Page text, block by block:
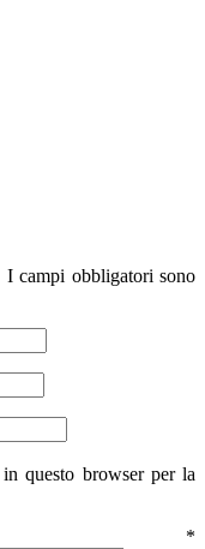
I campi obbligatori sono
questo browser per la
*